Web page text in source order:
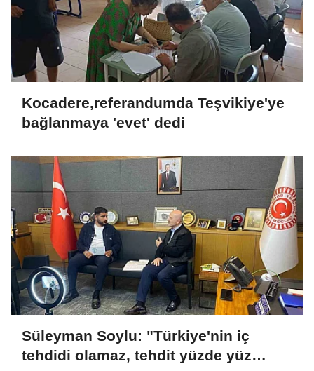
Kocadere,referandumda Teşvikiye'ye
bağlanmaya 'evet' dedi
Süleyman Soylu: "Türkiye'nin iç
tehdidi olamaz, tehdit yüzde yüz